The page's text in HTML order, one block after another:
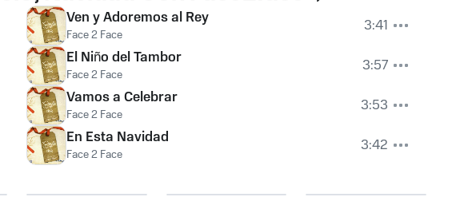
Ven y Adoremos al Rey
Face 2 Face
3:41
El Niño del Tambor
Face 2 Face
3:57
Vamos a Celebrar
Face 2 Face
3:53
En Esta Navidad
Face 2 Face 3:42